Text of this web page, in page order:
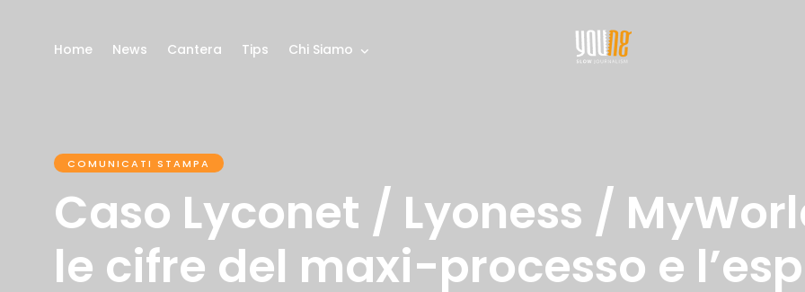
Home News Cantera Tips Chi Siamo
COMUNICATI STAMPA
Caso Lyconet / Lyoness /
le cifre del maxi-processo e